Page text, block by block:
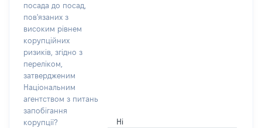
посада до посад,
пов'язаних з
високим рівнем
корупційних
ризиків, згідно з
переліком,
затвердженим
Національним
агентством з питань
запобігання
корупції?
Ні